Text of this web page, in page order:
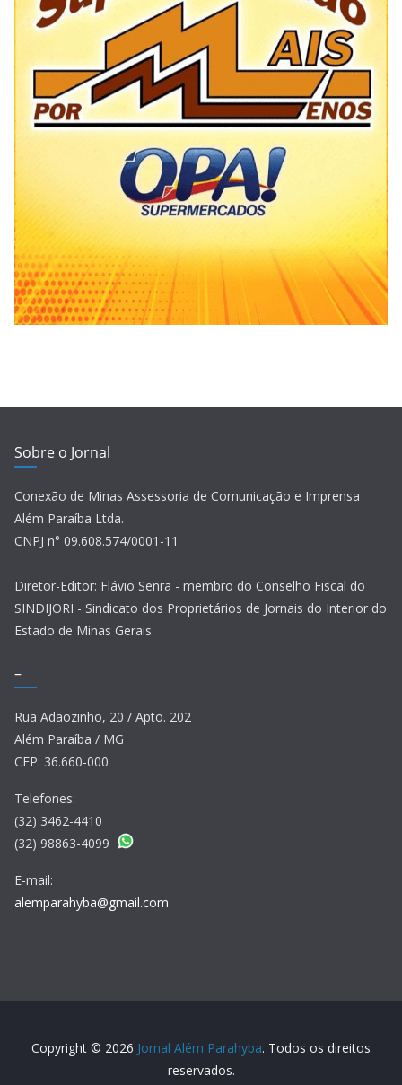
Sobre o Jornal
Conexão de Minas Assessoria de Comunicação e Imprensa
Além Paraíba Ltda.
CNPJ n° 09.608.574/0001-11
Diretor-Editor: Flávio Senra - membro do Conselho Fiscal do
SINDIJORI - Sindicato dos Proprietários de Jornais do Interior do
Estado de Minas Gerais
–
Rua Adãozinho, 20 / Apto. 202
Além Paraíba / MG
CEP: 36.660-000
Telefones:
(32) 3462-4410
(32) 98863-4099
E-mail:
alemparahyba@gmail.com
Copyright © 2026 Jornal Além Parahyba. Todos os direitos
reservados.